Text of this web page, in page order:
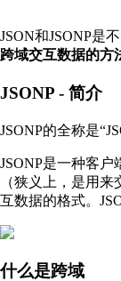
JSON和JSONP是
跨域交互数据的方
JSONP - 简介
JSONP的全称是
JSONP是一种客
（狭义上，是用
互数据的格式。
什么是跨域